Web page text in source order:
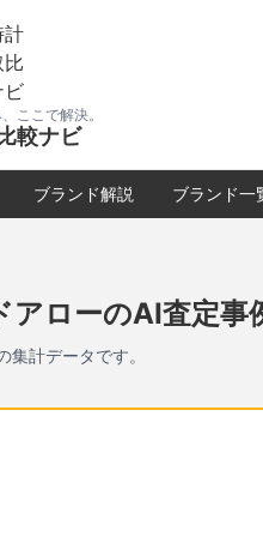
ここで解決。
較ナビ
ブランド解説 ブランド一
アローのAI査定事
集計データです。